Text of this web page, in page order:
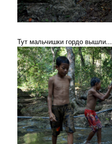
Тут мальчишки гордо вышли...